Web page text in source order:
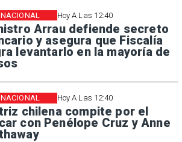
Hoy A Las 12:40
Arrau defiende secreto
y asegura que Fiscalía
levantarlo en la mayoría de
NACIONAL
Hoy A Las 12:40
chilena compite por el
con Penélope Cruz y Anne
NACIONAL